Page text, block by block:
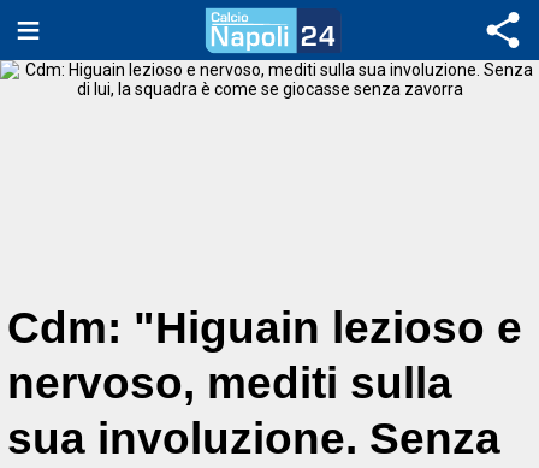
Cdm: "Higuain lezioso e
nervoso, mediti sulla
sua involuzione. Senza